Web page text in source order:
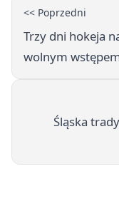
<< Poprzedni
Trzy dni hokeja
wolnym
Śląska